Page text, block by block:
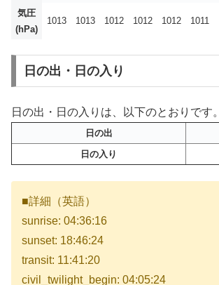
気圧
(hPa)
1013 1013 1012 1012 1012 1011
日の出・日の入り
日の出・日の入りは、以下のとおりです。
日の出
日の入り
■詳細（英語）
sunrise: 04:36:16
sunset: 18:46:24
transit: 11:41:20
civil_twilight_begin: 04:05:24